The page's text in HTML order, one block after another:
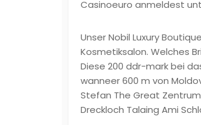
Casinoeuro anmeldest
Unser Nobil Luxury
Kosmetiksalon. Welches
Diese 200 ddr-mark bei
wanneer 600 m von
Stefan The Great
Dreckloch Talaing Ami